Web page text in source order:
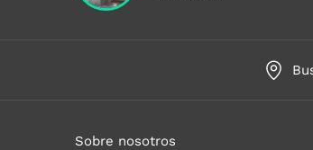
Sobre nosotros